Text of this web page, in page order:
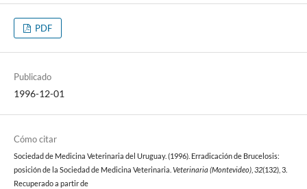
PDF
Publicado
1996-12-01
Cómo citar
Sociedad de Medicina Veterinaria del Uruguay. (1996). Erradicación de Brucelosis:
posición de la Sociedad de Medicina Veterinaria. Veterinaria (Montevideo), 32(132), 3.
Recuperado a partir de